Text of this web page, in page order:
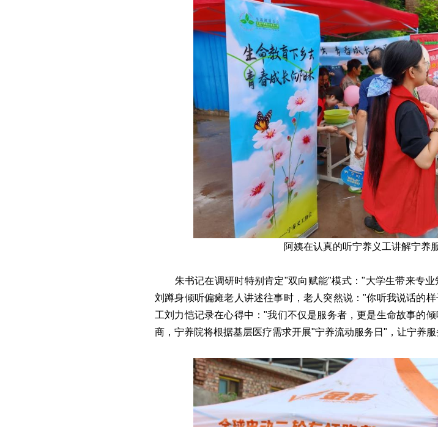
阿姨在认真的听宁养义工讲解宁养
朱书记在调研时特别肯定"双向赋能"模式："大学生带来专
刘蹲身倾听偏瘫老人讲述往事时，老人突然说："你听我说话的
工刘力恺记录在心得中："我们不仅是服务者，更是生命故事的
商，宁养院将根据基层医疗需求开展"宁养流动服务日"，让宁养服